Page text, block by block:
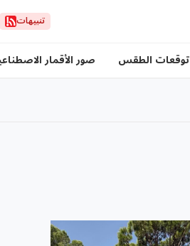
تنبيهات
توقعات الطقس صور الأقمار